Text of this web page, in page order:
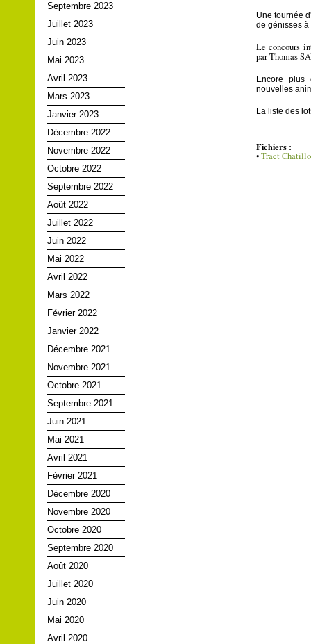
Septembre 2023
Juillet 2023
Juin 2023
Mai 2023
Avril 2023
Mars 2023
Janvier 2023
Décembre 2022
Novembre 2022
Octobre 2022
Septembre 2022
Août 2022
Juillet 2022
Juin 2022
Mai 2022
Avril 2022
Mars 2022
Février 2022
Janvier 2022
Décembre 2021
Novembre 2021
Octobre 2021
Septembre 2021
Juin 2021
Mai 2021
Avril 2021
Février 2021
Décembre 2020
Novembre 2020
Octobre 2020
Septembre 2020
Août 2020
Juillet 2020
Juin 2020
Mai 2020
Avril 2020
Une tournée
de génisses
Le concours
par Thomas
Encore
nouvelles
La liste des
Fichiers :
•Tract